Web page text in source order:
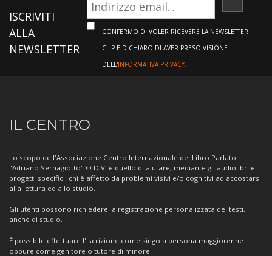
ISCRIVITI
ALLA
NEWSLETTER
CONFERMO DI VOLER RICEVERE LA NEWSLETTER
CILP E DICHIARO DI AVER PRESO VISIONE
DELL'INFORMATIVA PRIVACY.
Informazioni
sul
Centro
IL CENTRO
Lo scopo dell'Associazione Centro Internazionale del Libro Parlato
"Adriano Sernagiotto" O.D.V. è quello di aiutare, mediante gli audiolibri e
progetti specifici, chi è affetto da problemi visivi e/o cognitivi ad accostarsi
alla lettura ed allo studio.
Gli utenti possono richiedere la registrazione personalizzata dei testi,
anche di studio.
È possibile effettuare l'iscrizione come singola persona maggiorenne
oppure come genitore o tutore di minore.